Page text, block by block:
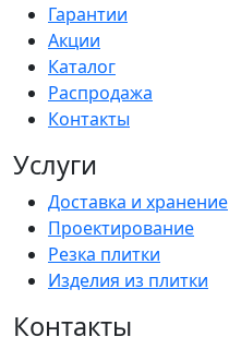
Гарантии
Акции
Каталог
Распродажа
Контакты
Услуги
Доставка и хранение
Проектирование
Резка плитки
Изделия из плитки
Контакты